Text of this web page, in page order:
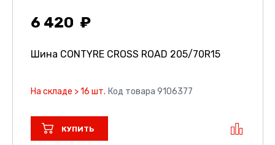
6 420
Шина CONTYRE CROSS ROAD 205/70R15
На складе > 16 шт. Код товара 9106377
КУПИТЬ